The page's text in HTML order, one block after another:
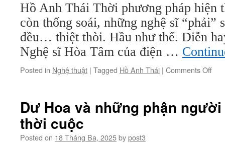
tàu
ma”
Hồ Anh Thái Thời phương pháp hiện
còn thống soái, những nghệ sĩ “phải”
đều… thiệt thòi. Hầu như thế. Diễn
Nghệ sĩ Hòa Tâm của điện …
Posted in Nghệ thuật | Tagged Hồ Anh Thái | Comments Offon
Dư Hoa và những phận
thời cuộc
Posted on 18 Tháng Ba, 2025bypost3